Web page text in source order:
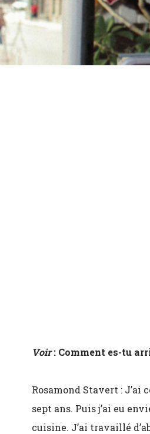
Voir: Comment es-tu
Rosamond Stavert :
sept ans. Puis j’ai eu
cuisine. J’ai travaillé